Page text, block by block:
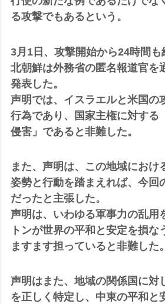
る攻撃でもあるという。
3月1日、攻撃開始から24時間も
北朝鮮は外務省の匿名報道官を
発表した。
声明では、イスラエルと米国の
行為であり、国家主権に対する
侵害」であると非難した。
また、声明は、この地域におけ
姿勢と行動を踏まえれば、今回
だったと主張した。
声明は、いわゆる軍事力の乱用
トンが世界の平和と安定を損な
ますます担っていると非難した。
声明はまた、地域の関係国に対
を正しく特定し、中東の平和と